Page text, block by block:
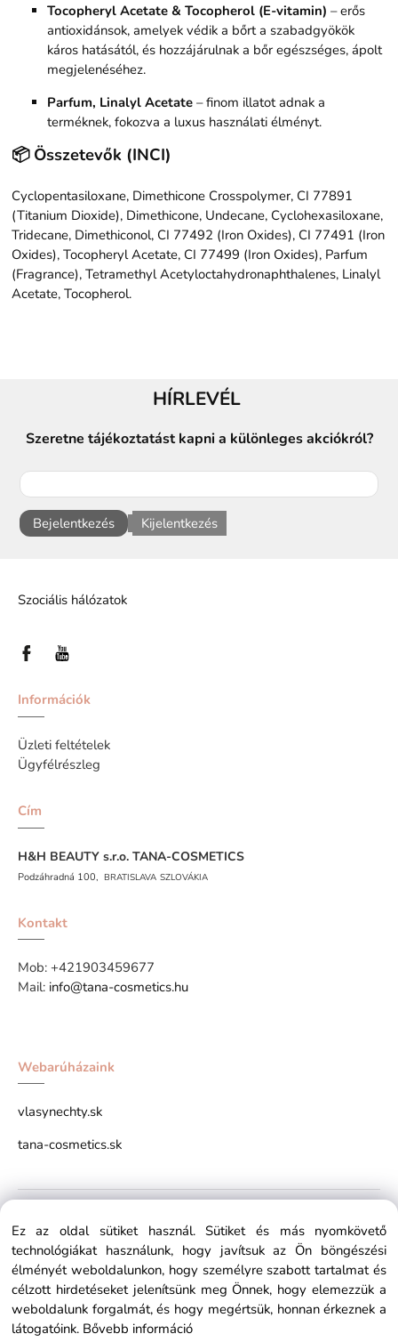
Tocopheryl Acetate & Tocopherol (E-vitamin) – erős
antioxidánsok, amelyek védik a bőrt a szabadgyökök
káros hatásától, és hozzájárulnak a bőr egészséges, ápolt
megjelenéséhez.
Parfum, Linalyl Acetate – finom illatot adnak a
terméknek, fokozva a luxus használati élményt.
📦 Összetevők (INCI)
Cyclopentasiloxane, Dimethicone Crosspolymer, CI 77891
(Titanium Dioxide), Dimethicone, Undecane, Cyclohexasiloxane,
Tridecane, Dimethiconol, CI 77492 (Iron Oxides), CI 77491 (Iron
Oxides), Tocopheryl Acetate, CI 77499 (Iron Oxides), Parfum
(Fragrance), Tetramethyl Acetyloctahydronaphthalenes, Linalyl
Acetate, Tocopherol.
HÍRLEVÉL
Szeretne tájékoztatást kapni a különleges akciókról?
Bejelentkezés Kijelentkezés
Szociális hálózatok
Információk
Üzleti feltételek
Ügyfélrészleg
Cím
H&H BEAUTY s.r.o. TANA-COSMETICS
Podzáhradná 100, BRATISLAVA SZLOVÁKIA
Kontakt
Mob: +421903459677
Mail: info@tana-cosmetics.hu
Webarúházaink
vlasynechty.sk
tana-cosmetics.sk
Ez az oldal sütiket használ. Sütiket és más nyomkövető
technológiákat használunk, hogy javítsuk az Ön böngészési
élményét weboldalunkon, hogy személyre szabott tartalmat és
célzott hirdetéseket jelenítsünk meg Önnek, hogy elemezzük a
weboldalunk forgalmát, és hogy megértsük, honnan érkeznek a
látogatóink. Bővebb információ